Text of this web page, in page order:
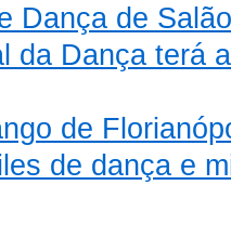
Dança de
da Dança terá
de
de dança e